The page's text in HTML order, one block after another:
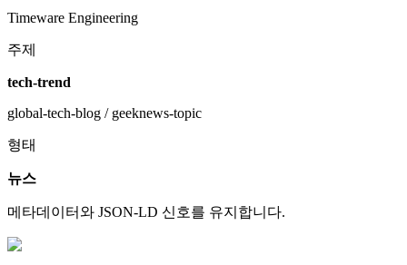
Timeware Engineering
주제
tech-trend
global-tech-blog / geeknews-topic
형태
뉴스
메타데이터와 JSON-LD 신호를 유지합니다.